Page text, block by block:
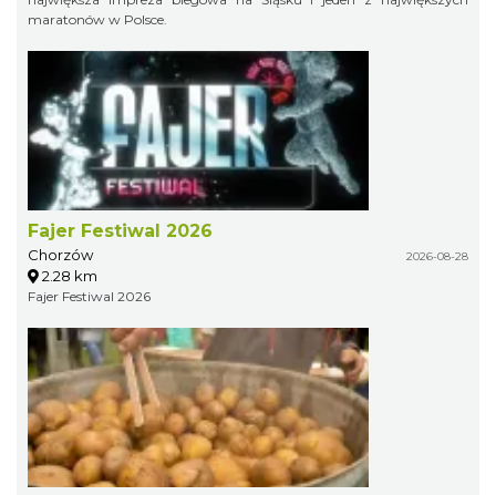
maratonów w Polsce.
Fajer Festiwal 2026
Chorzów 2026-08-28
2.28 km
Fajer Festiwal 2026